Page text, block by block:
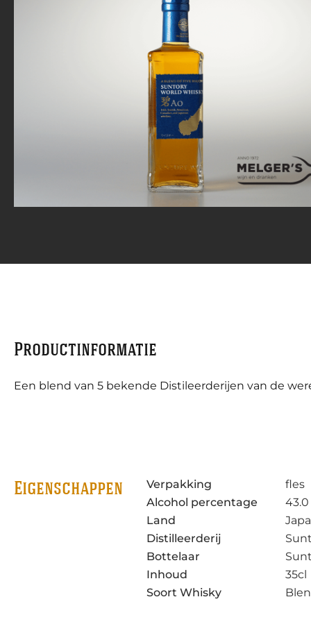
Productinformatie
Een blend van 5 bekende Distileerderijen van de
Eigenschappen Verpakking
fles
Alcohol percentage
43.0
Land
Distilleerderij
Bottelaar
Inhoud
35cl
Soort Whisky